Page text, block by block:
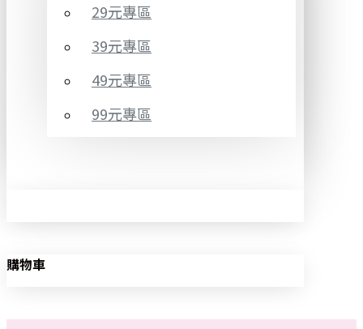
29元專區
39元專區
49元專區
99元專區
購物車